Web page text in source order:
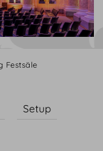
Festsäle
Setup